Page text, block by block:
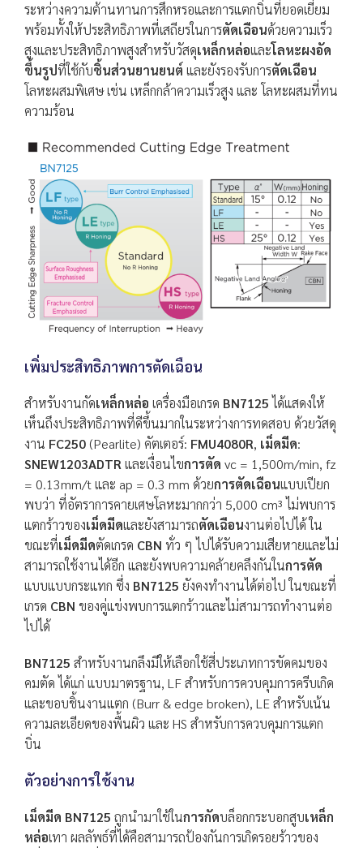
ระหว่างความต้านทานการสึกหรอและการแตกบิ่นที่ยอดเยี่ยม
พร้อมทั้งให้ประสิทธิภาพที่เสถียรในการตัดเฉือนด้วยความเร็ว
สูงและประสิทธิภาพสูงสำหรับวัสดุเหล็กหล่อและโลหะผงอัด
ขึ้นรูปที่ใช้กับชิ้นส่วนยานยนต์ และยังรองรับการตัดเฉือน
โลหะผสมพิเศษ เช่น เหล็กกล้าความเร็วสูง และ โลหะผสมที่ทน
ความร้อน
เพิ่มประสิทธิภาพการตัดเฉือน
สำหรับงานกัดเหล็กหล่อ เครื่องมือเกรด BN7125ได้แสดงให้
เห็นถึงประสิทธิภาพที่ดีขึ้นมากในระหว่างการทดสอบ ด้วยวัสดุ
งาน FC250(Pearlite) คัตเตอร์: FMU4080R, เม็ดมีด:
SNEW1203ADTRและเงื่อนไขการตัด vc = 1,500m/min, fz
= 0.13mm/t และ ap = 0.3 mm ด้วยการตัดเฉือนแบบเปียก
พบว่า ที่อัตราการคายเศษโลหะมากกว่า 5,000 cm³ ไม่พบการ
แตกร้าวของเม็ดมีดและยังสามารถตัดเฉือนงานต่อไปได้ ใน
ขณะที่เม็ดมีดตัดเกรด CBN ทั่ว ๆ ไปได้รับความเสียหายและไม่
สามารถใช้งานได้อีก และยังพบความคล้ายคลึงกันในการตัด
แบบแบบกระแทก ซึ่ง BN7125 ยังคงทำงานได้ต่อไป ในขณะที่
เกรด CBN ของคู่แข่งพบการแตกร้าวและไม่สามารถทำงานต่อ
ไปได้
BN7125 สำหรับงานกลึงมีให้เลือกใช้สี่ประเภทการขัดคมของ
คมตัด ได้แก่ แบบมาตรฐาน, LF สำหรับการควบคุมการครีบเกิด
และขอบชิ้นงานแตก (Burr & edge broken), LE สำหรับเน้น
ความละเอียดของพื้นผิว และ HS สำหรับการควบคุมการแตก
บิ่น
ตัวอย่างการใช้งาน
เม็ดมีด BN7125 ถูกนำมาใช้ในการกัดบล็อกกระบอกสูบเหล็ก
หล่อเทา ผลลัพธ์ที่ได้คือสามารถป้องกันการเกิดรอยร้าวของ